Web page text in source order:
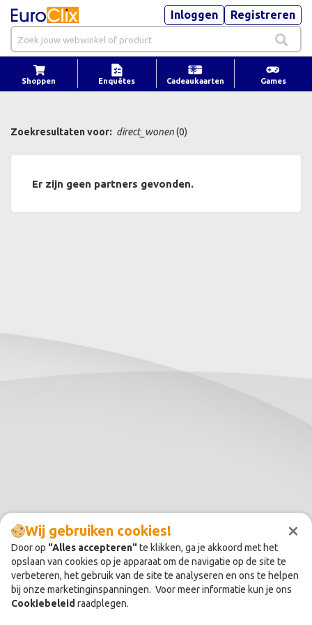
Inloggen Registreren
Shoppen Enquêtes Cadeaukaarten Games
×
Wij gebruiken cookies!
Door op "Alles accepteren"te klikken, ga je akkoord met het
opslaan van cookies op je apparaat om de navigatie op de site te
verbeteren, het gebruik van de site te analyseren en ons te helpen
bij onze marketinginspanningen. Voor meer informatie kun je ons
Cookiebeleid raadplegen.
Zoekresultaten voor: direct_wonen(0)
Er zijn geen partners gevonden.